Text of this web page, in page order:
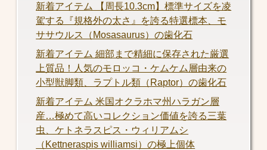
新着アイテム 【周長10.3cm】標準サイズを凌
駕する『規格外の太さ』を誇る特選標本、モ
ササウルス（Mosasaurus）の歯化石
新着アイテム 細部まで精細に保存された厳選
上質品！人気のモロッコ・ケムケム層由来の
小型獣脚類、ラプトル類（Raptor）の歯化石
新着アイテム 米国オクラホマ州ハラガン層
産…極めて高いコレクション価値を誇る三葉
虫、ケトネラスピス・ウィリアムシ
（Kettneraspis williamsi）の極上個体